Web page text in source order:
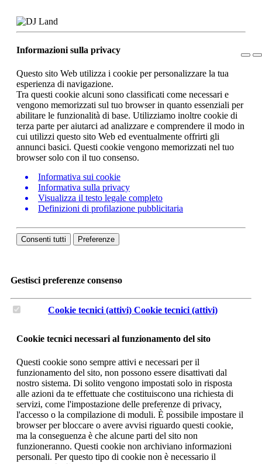
Informazioni sulla privacy
Questo sito Web utilizza i cookie per personalizzare la tua
esperienza di navigazione.
Tra questi cookie alcuni sono classificati come necessari e
vengono memorizzati sul tuo browser in quanto essenziali per
abilitare le funzionalità di base. Utilizziamo inoltre cookie di
terza parte per aiutarci ad analizzare e comprendere il modo in
cui utilizzi questo sito Web ed eventualmente offrirti gli
annunci basici. Questi cookie vengono memorizzati nel tuo
browser solo con il tuo consenso.
Informativa sui cookie
Informativa sulla privacy
Visualizza il testo legale completo
Definizioni di profilazione pubblicitaria
Consenti tutti Preferenze
Gestisci preferenze consenso
Cookie tecnici (attivi) Cookie tecnici (attivi)
Cookie tecnici necessari al funzionamento del sito
Questi cookie sono sempre attivi e necessari per il
funzionamento del sito, non possono essere disattivati dal
nostro sistema. Di solito vengono impostati solo in risposta
alle azioni da te effettuate che costituiscono una richiesta di
servizi, come l'impostazione delle preferenze di privacy,
l'accesso o la compilazione di moduli. È possibile impostare il
browser per bloccare o avere avvisi riguardo questi cookie,
ma la conseguenza è che alcune parti del sito non
funzioneranno. Questi cookie non archiviano informazioni
personali. Per questo tipo di cookie non è necessario il